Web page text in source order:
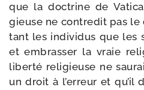
que la doc­trine de
gieuse ne contre­dit pas
tant les indi­vi­dus que les
et embras­ser la vraie
liber­té reli­gieuse ne
un droit à l’erreur et qu’il